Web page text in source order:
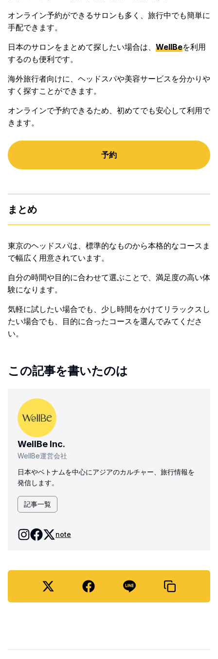
オンライン予約ができるサロンも多く、旅行中でも簡単に
手配できます。
日本のサロンをまとめて探したい場合は、 WellBeを利用
するのも便利です。
海外旅行者向けに、ヘッドスパや美容サービスを分かりや
すく探すことができます。
オンラインで予約できるため、初めてでも安心して利用で
きます。
予約
まとめ
東京のヘッドスパは、標準的なものから本格的なコースま
で幅広く用意されています。
自分の時間や目的に合わせて選ぶことで、満足度の高い体
験になります。
気軽に試したい場合でも、少し時間をかけてリラックスし
たい場合でも、目的に合ったコースを選んでみてくださ
い。
この記事を書いたのは
WellBe Inc.
WellBe運営会社
日本やベトナムを中心にアジアのカルチャー、旅行情報を
発信します。
記事一覧
note